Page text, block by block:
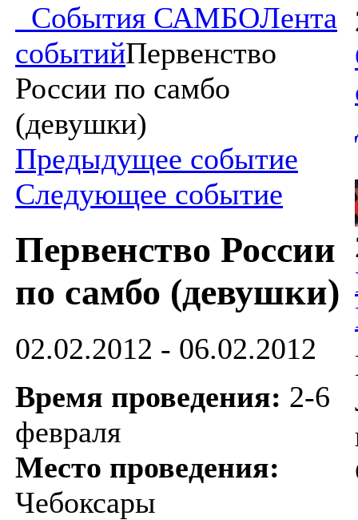
События САМБОЛента
событийПервенство
России по самбо
(девушки)
Предыдущее событие
Следующее событие
Первенство России
по самбо (девушки)
02.02.2012 - 06.02.2012
Время проведения: 2-6
февраля
Место проведения:
Чебоксары